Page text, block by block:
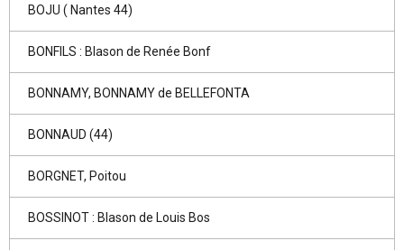
BOJU ( Nantes 44)
BONFILS : Blason de Renée Bonf
BONNAMY, BONNAMY de BELLEFONTA
BONNAUD (44)
BORGNET, Poitou
BOSSINOT : Blason de Louis Bos